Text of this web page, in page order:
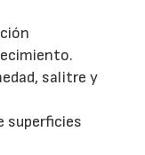
salitre y
superficies